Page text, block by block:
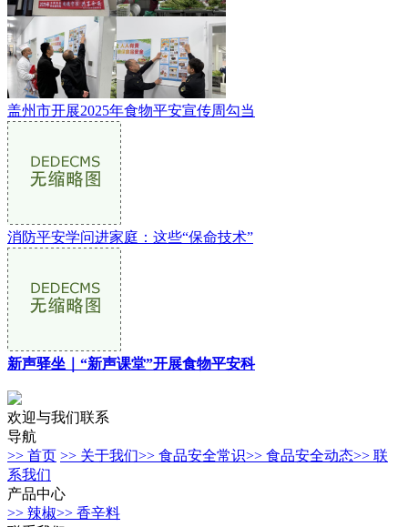
盖州市开展2025年食物平安宣传周勾当
消防平安学问进家庭：这些“保命技术”
新声驿坐｜“新声课堂”开展食物平安科
欢迎与我们联系
导航
>> 首页 >> 关于我们>> 食品安全常识>> 食品安全动态>> 联
系我们
产品中心
>> 辣椒>> 香辛料